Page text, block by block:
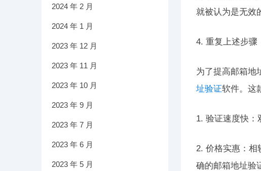
就被认为是无效
4. 重复上述步骤
为了提高邮箱地
址验证软件。这
1. 验证速度快：
2. 价格实惠：相
确的邮箱地址验
2024 年 2 月
2024 年 1 月
2023 年 12 月
2023 年 11 月
2023 年 10 月
2023 年 9 月
2023 年 7 月
2023 年 6 月
2023 年 5 月